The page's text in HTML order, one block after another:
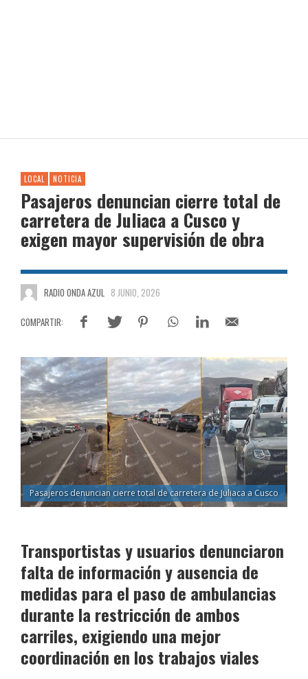
LOCAL NOTICIA
Pasajeros denuncian cierre total de
carretera de Juliaca a Cusco y
exigen mayor supervisión de obra
RADIO ONDA AZUL 8 JUNIO, 2026
Pasajeros denuncian cierre total de carretera de Juliaca a Cusco
Transportistas y usuarios denunciaron
falta de información y ausencia de
medidas para el paso de ambulancias
durante la restricción de ambos
carriles, exigiendo una mejor
coordinación en los trabajos viales